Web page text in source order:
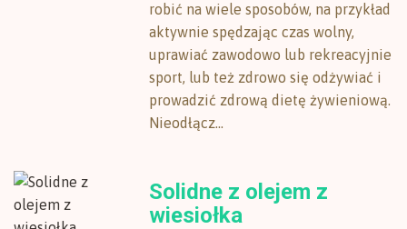
robić na wiele sposobów, na przykład
aktywnie spędzając czas wolny,
uprawiać zawodowo lub rekreacyjnie
sport, lub też zdrowo się odżywiać i
prowadzić zdrową dietę żywieniową.
Nieodłącz...
Solidne z olejem z
wiesiołka